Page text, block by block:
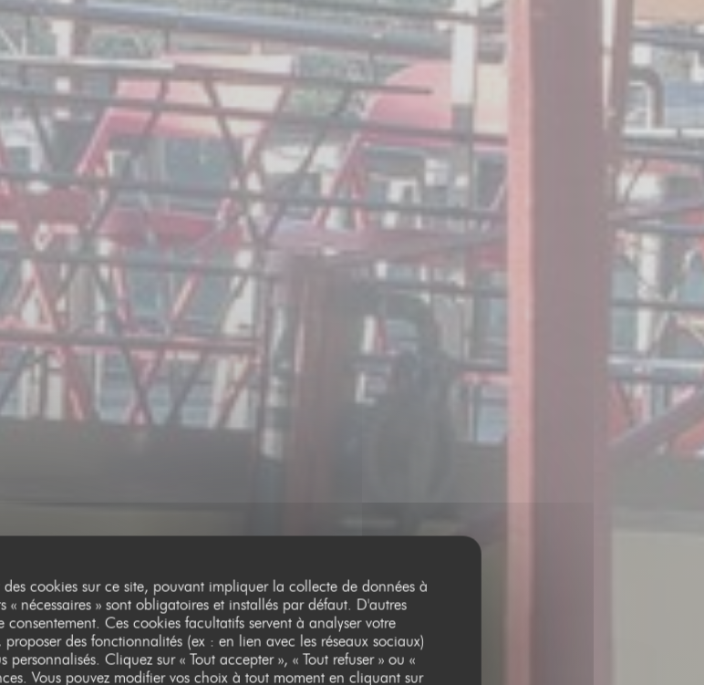
des cookies sur ce site, pouvant impliquer la collecte de données à
« nécessaires » sont obligatoires et installés par défaut. D'autres
consentement. Ces cookies facultatifs servent à analyser votre
des fonctionnalités (ex : en lien avec les réseaux sociaux)
Cliquez sur « Tout accepter », « Tout refuser » ou «
Vous pouvez modifier vos choix à tout moment en cliquant sur
• AVIGNON - VINOTAGE.AVIGNON@GMAIL.COM